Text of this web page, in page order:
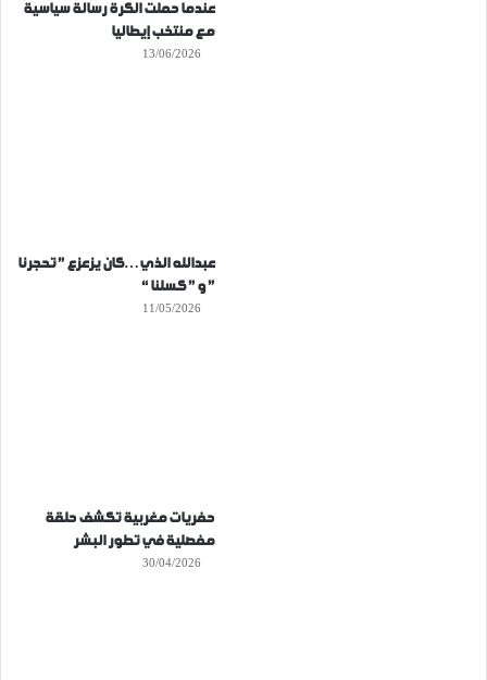
عندما حملت الكرة رسالة سياسية
مع منتخب إيطاليا
13/06/2026
عبدالله الذي…كان يزعزع ” تحجرنا
” و ” كسلنا “
11/05/2026
حفريات مغربية تكشف حلقة
مفصلية في تطور البشر
30/04/2026